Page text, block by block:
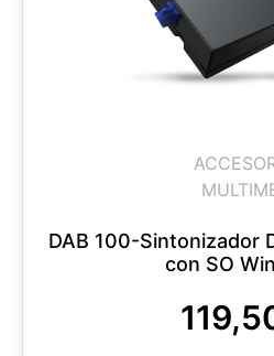
DAB 100-Sintonizador
con SO